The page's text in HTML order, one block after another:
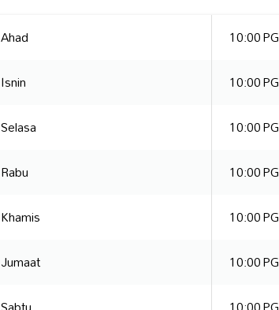
Ahad
10:00
Isnin
10:00
Selasa
10:00
Rabu
10:00
Khamis
10:00
Jumaat
10:00